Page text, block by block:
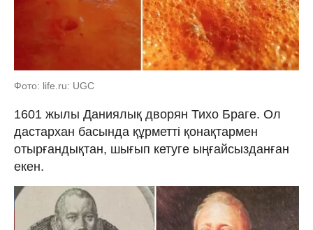
Фото: life.ru: UGC
1601 жылы Даниялық дворян Тихо Браге. Ол
дастархан басында құрметті қонақтармен
отырғандықтан, шығып кетуге ыңғайсызданған
екен.